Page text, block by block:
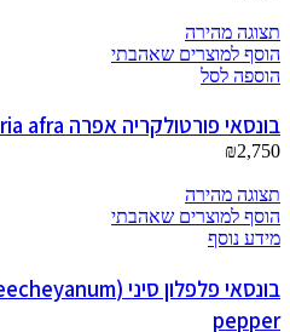
תצוגה מהירה
הוסף למוצרים שאהבתי
הוספה לסל
בונסאי פורטולקריה אפרה Portulacaria afra רגלנית אפריקנית
₪2,750
תצוגה מהירה
הוסף למוצרים שאהבתי
מידע נוסף
pepper